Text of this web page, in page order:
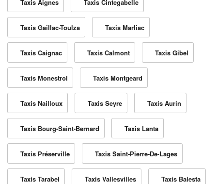
Taxis Aignes Taxis Cintegabelle
Taxis Gaillac-Toulza Taxis Marliac
Taxis Caignac Taxis Calmont Taxis Gibel
Taxis Monestrol Taxis Montgeard
Taxis Nailloux Taxis Seyre Taxis Aurin
Taxis Bourg-Saint-Bernard Taxis Lanta
Taxis Préserville Taxis Saint-Pierre-De-Lages
Taxis Tarabel Taxis Vallesvilles Taxis Balesta